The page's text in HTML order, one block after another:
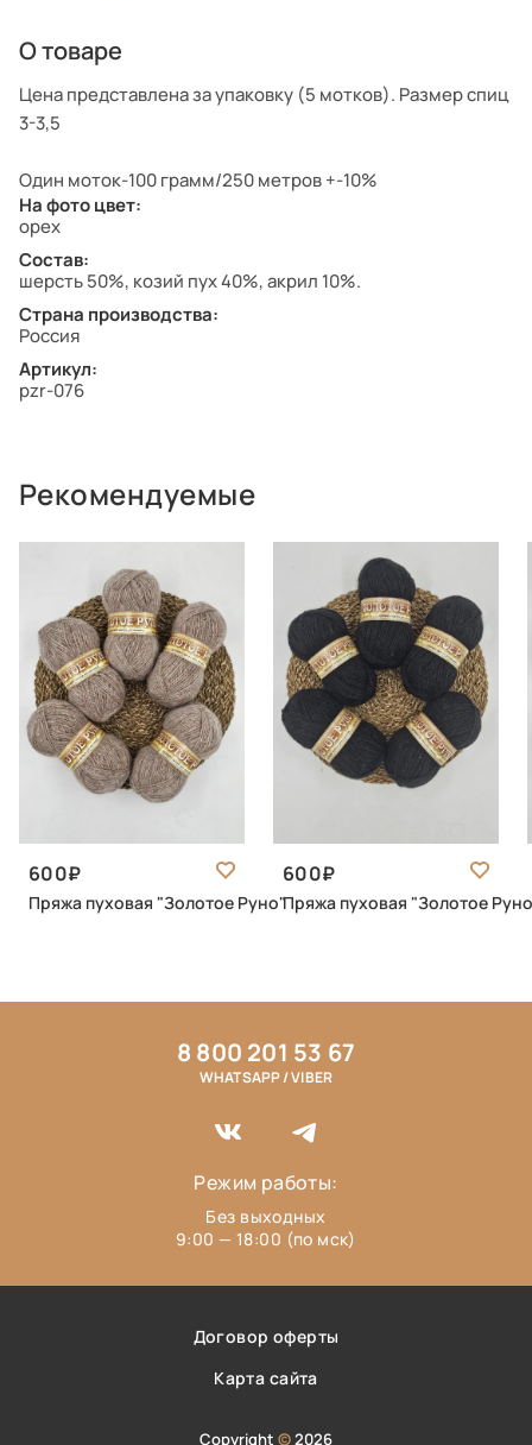
О товаре
Цена представлена за упаковку (5 мотков). Размер спиц
3-3,5
Один моток-100 грамм/250 метров +-10%
На фото цвет:
орех
Состав:
шерсть 50%, козий пух 40%, акрил 10%.
Страна производства:
Россия
Артикул:
pzr-076
Рекомендуемые
600
Пряжа пуховая "Золотое Руно"
600
Пряжа пуховая "Золотое
Договор оферты
Карта сайта
Copyright ©2026
8 800 201 53 67
WHATSAPP / VIBER
Режим работы:
Без выходных
9:00 — 18:00 (по мск)